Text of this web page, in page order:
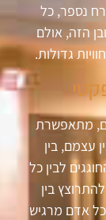
נספר, כל
הזה, אולם
גדולות.
מתאפשרת
עצמם, בין
לבין כל
בין
אדם מרגיש